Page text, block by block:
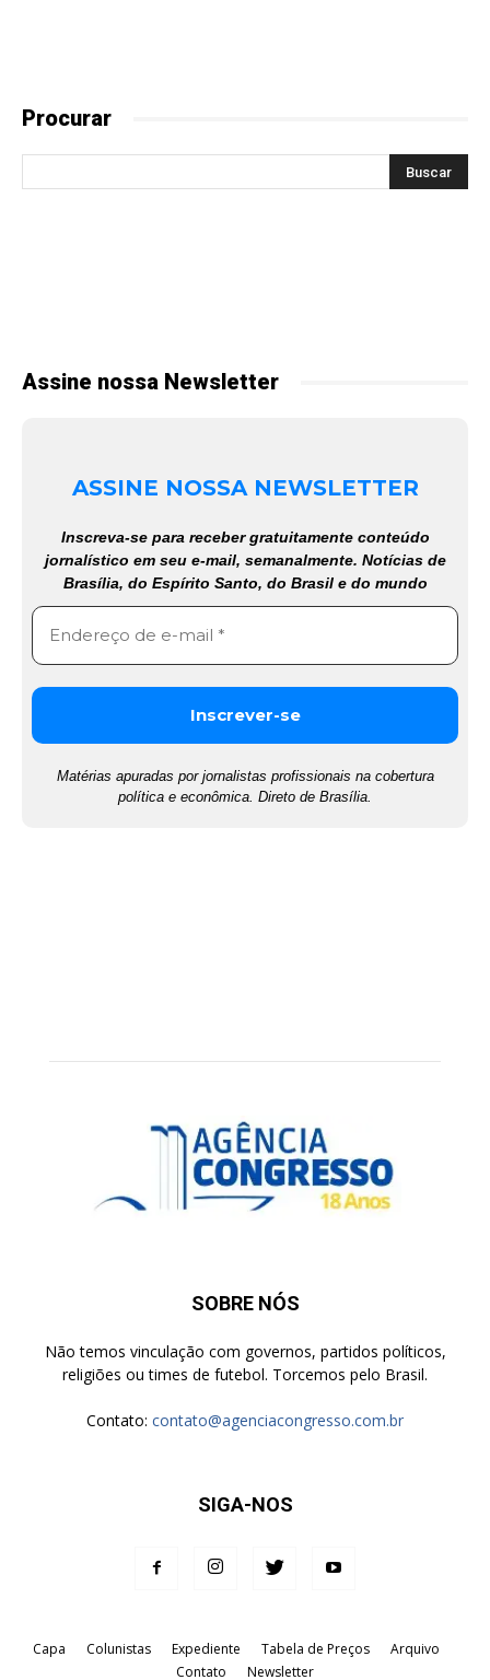
Procurar
Assine nossa Newsletter
ASSINE NOSSA NEWSLETTER
Inscreva-se para receber gratuitamente conteúdo
jornalístico em seu e-mail, semanalmente. Notícias de
Brasília, do Espírito Santo, do Brasil e do mundo
Matérias apuradas por jornalistas profissionais na cobertura
política e econômica. Direto de Brasília.
SOBRE NÓS
Não temos vinculação com governos, partidos políticos,
religiões ou times de futebol. Torcemos pelo Brasil.
Contato: contato@agenciacongresso.com.br
SIGA-NOS
Capa Colunistas Expediente Tabela de Preços
Arquivo
Contato
Newsletter